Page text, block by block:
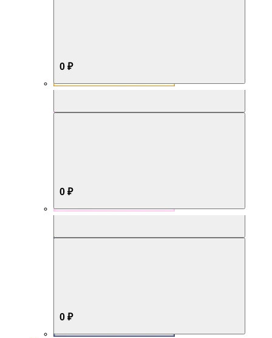
0 ₽
0 ₽
0 ₽